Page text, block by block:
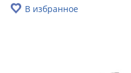
В избранное